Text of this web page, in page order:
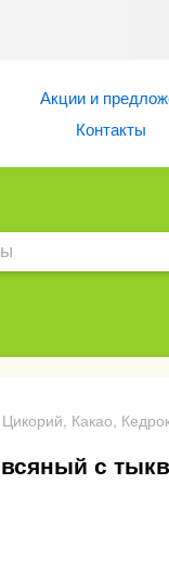
Акции и
Контакты
Цикорий, Какао,
с